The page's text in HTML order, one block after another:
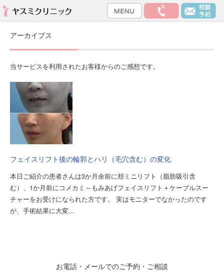
アーカイブス
当サービスを利用されたお客様からのご感想です。
フェイスリフト後の輪郭とハリ（毛穴含む）の変化
本日ご紹介の患者さんは3か月余前に頬ミニリフト（脂肪吸引含
む）、1か月前にコメカミ～もみあげフェイスリフト＋ケーブルスー
チャーをお受けになられた方です。 実はモニターでなかったのです
が、手術結果に大変...
お電話・メールでのご予約・ご相談